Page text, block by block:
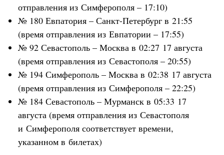
отправления из Симферополя – 17:10)
№ 180 Евпатория – Санкт-Петербург в 21:55
(время отправления из Евпатории – 17:55)
№ 92 Севастополь – Москва в 02:27 17 августа
(время отправления из Севастополя – 20:55)
№ 194 Симферополь – Москва в 02:38 17 августа
(время отправления из Симферополя – 22:25)
№ 184 Севастополь – Мурманск в 05:33 17
августа (время отправления из Севастополя
и Симферополя соответствует времени,
указанном в билетах)